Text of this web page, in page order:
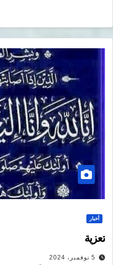
أخبار
تعزية
5 نوفمبر، 2024